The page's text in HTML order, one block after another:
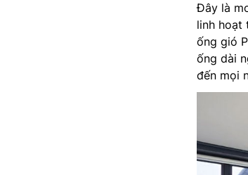
Đây là
linh hoạt
ống gió
ống dài
đến mọi